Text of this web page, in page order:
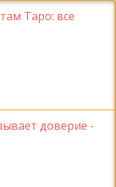
Таро: все
доверие -